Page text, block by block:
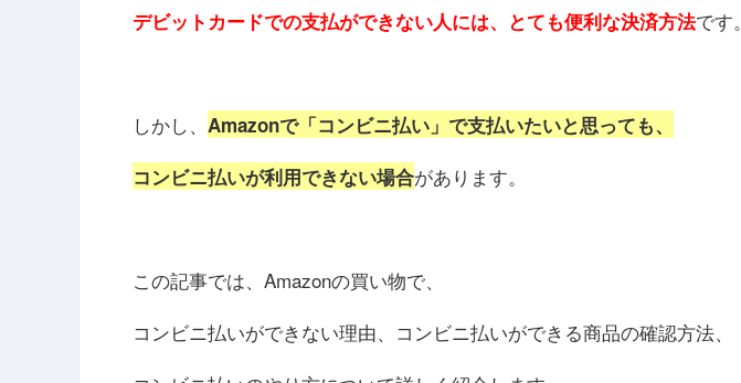
デビットカードでの支払ができない人には、とても便利な決済方法です。
しかし、 Amazonで「コンビニ払い」で支払いたいと思っても、
コンビニ払いが利用できない場合があります。
この記事では、Amazonの買い物で、
コンビニ払いができない理由、コンビニ払いができる商品の確認方法、